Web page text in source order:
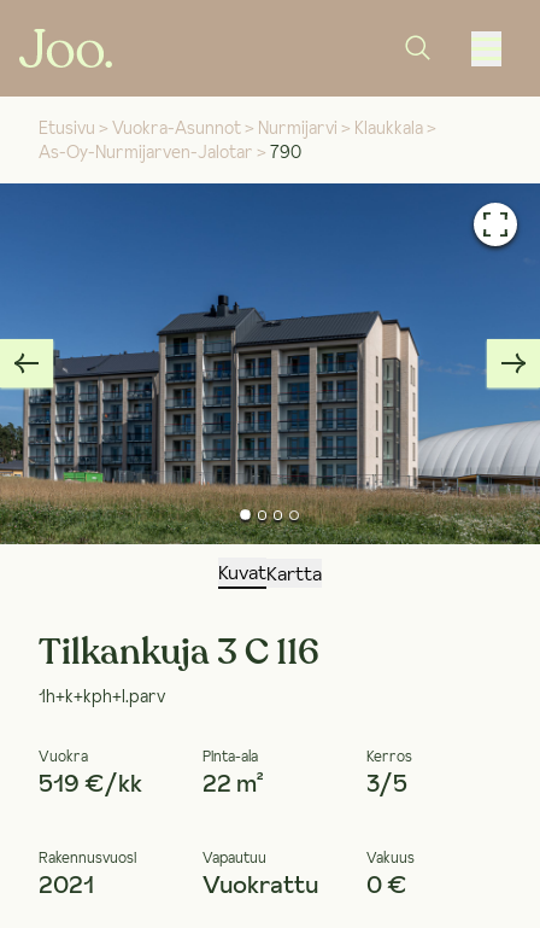
Etusivu > Vuokra-Asunnot > Nurmijarvi > Klaukkala >
As-Oy-Nurmijarven-Jalotar > 790
KuvatKartta
Tilkankuja 3 C 116
1h+k+kph+l.parv
Vuokra
519 €/kk
Pinta-ala
22 m²
Kerros
3/5
Rakennusvuosi
2021
Vapautuu
Vuokrattu
Vakuus
0 €